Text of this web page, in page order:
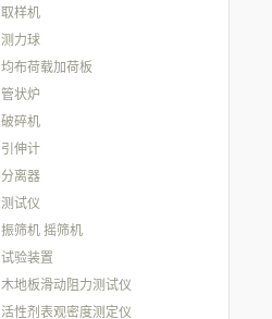
取样机
测力球
均布荷载加荷板
管状炉
破碎机
引伸计
分离器
测试仪
振筛机 摇筛机
试验装置
木地板滑动阻力测试仪
活性剂表观密度测定仪